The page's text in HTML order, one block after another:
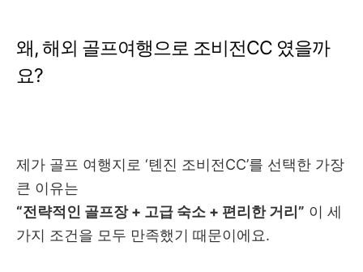
왜, 해외 골프여행으로 조비전CC 였을까
요?
제가 골프 여행지로 ‘톈진 조비전CC’를 선택한 가장
큰 이유는
“전략적인 골프장 + 고급 숙소 + 편리한 거리” 이 세
가지 조건을 모두 만족했기 때문이에요.